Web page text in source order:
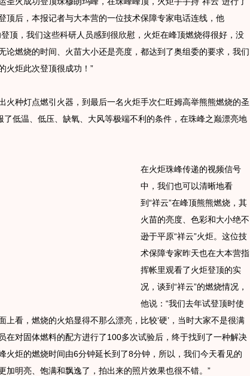
顶后，本报记者与大本营的一位技术保障专家电话连线，他
顶，我们这些科研人员感到很欣慰，火炬在峰顶燃烧得很好，没
论燃烧的时间、火苗大小还是亮度，都达到了奥组委的要求，我们
火炬此次登顶很成功！”
种灯点燃引火器，到最后一名火炬手次仁旺姆高举熊熊燃烧的圣
了低温、低压、缺氧、大风等极端不利的条件，在珠峰之巅漂亮地
在火炬珠峰传递的视频信号
中，我们也可以清晰地看
到“祥云”在峰顶熊熊燃烧，其
火苗的亮度、色彩和大小绝不
逊于平原“祥云”火炬。这位技
术保障专家昨天也在大本营指
挥帐里观看了火炬登顶的实
况，谈到“祥云”的燃烧情况，
他说：“我们去年试登顶时使
上看，燃烧的火焰显得不那么漂亮，比较‘硬’，当时大家不是很满
在对固体燃料的配方进行了100多次试验后，终于找到了一种解决
火炬的燃烧时间由6分钟延长到了8分钟，所以，我们今天看见的
加明亮、饱满和飘逸了，拍出来的照片效果也很不错。”